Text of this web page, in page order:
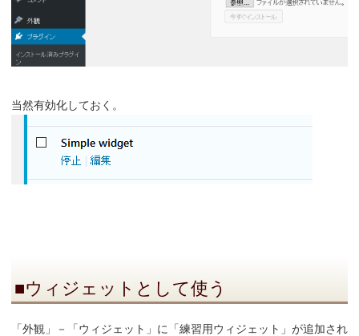
当然有効化しておく。
■ウィジェットとして使う
「外観」－「ウィジェット」に「練習用ウィジェット」が追加され